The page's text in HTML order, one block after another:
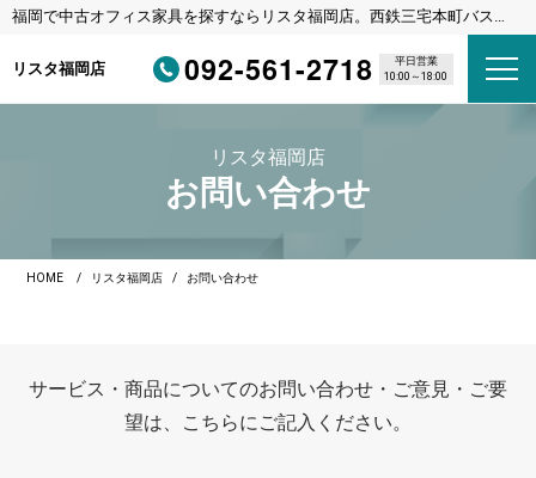
福岡で中古オフィス家具を探すならリスタ福岡店。西鉄三宅本町バス停
リスタ福岡店
092-561-2718
平日営業
10:00～18:00
リスタ福岡店
お問い合わせ
HOME リスタ福岡店 お問い合わせ
サービス・商品についてのお問い合わせ・ご意見・ご要
望は、こちらにご記入ください。